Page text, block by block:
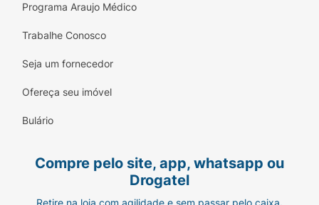
Programa Araujo Médico
Trabalhe Conosco
Seja um fornecedor
Ofereça seu imóvel
Bulário
Compre pelo site, app, whatsapp ou
Drogatel
Retire na loja com agilidade e sem passar pelo caixa.